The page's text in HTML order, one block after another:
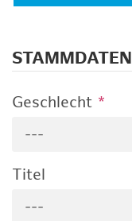
STAMMDATEN
Geschlecht *
---
Titel
---